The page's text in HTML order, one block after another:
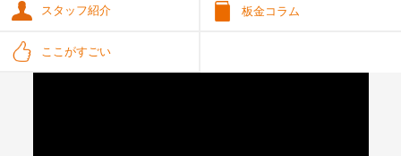
スタッフ紹介 板金コラム
ここがすごい